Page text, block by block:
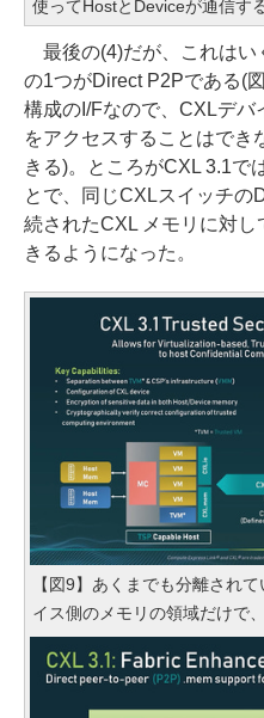
使ってHostとDeviceが通信す
最後の(4)だが、これはい
の1つがDirect P2Pである(
構成のI/Fなので、CXLデバ
をアクセスすることはでき
きる)。ところがCXL 3.1で
とで、同じCXLスイッチの
続されたCXL メモリに対
きるようになった。
【図9】あくまでも分離され
イス側のメモリの領域だけで